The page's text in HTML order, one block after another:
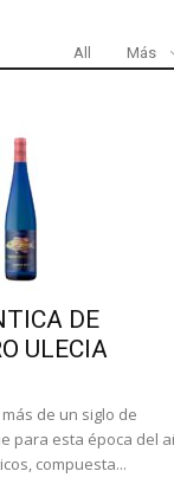
All Más
DE
ULECIA
de un siglo de
para esta época del
compuesta...